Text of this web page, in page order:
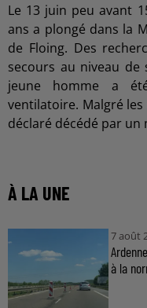
Le 13 juin peu avant
ans a plongé dans la
de Floing. Des
secours au niveau
jeune homme a
ventilatoire. Malgré
déclaré décédé par un
À LA UNE
7 août
à la